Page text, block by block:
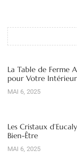
La Table de Ferme
pour Votre Intérieur
MAI 6, 2025
Les Cristaux
Bien-Être
MAI 6, 2025